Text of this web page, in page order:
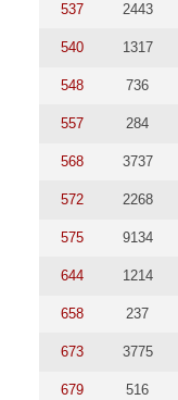
537 2443
540 1317
548 736
557 284
568 3737
572 2268
575 9134
644 1214
658 237
673 3775
679 516